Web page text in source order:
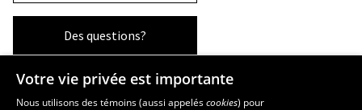
Des questions?
La Faculté et ses écoles
Votre vie privée est importante
Nous utilisons des témoins (aussi appeléscookies) pour